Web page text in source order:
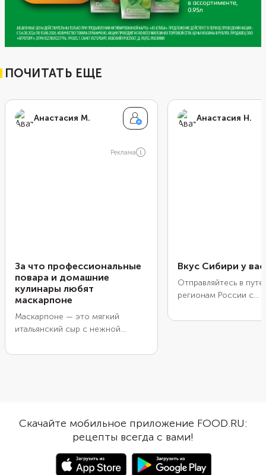
ПОЧИТАТЬ ЕЩЕ
Анастасия М.
За что профессиональные
повара и домашние
кулинары любят
маскарпоне
Маскарпоне — это мягкий
итальянский сыр с нежной
вкусом. Его ценят за
Реклама
Анастасия Н.
Вкус Сибири у
Отправляйтесь в
регионам России с
премией Kenwood
повторите за
и выиграйте призы.
Скачайте мобильное приложение FOOD.RU:
рецепты всегда с вами!